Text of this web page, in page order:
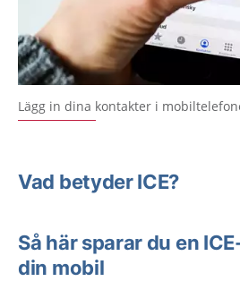
Lägg in dina kontakter i
Vad betyder ICE?
Så här sparar du en
din mobil